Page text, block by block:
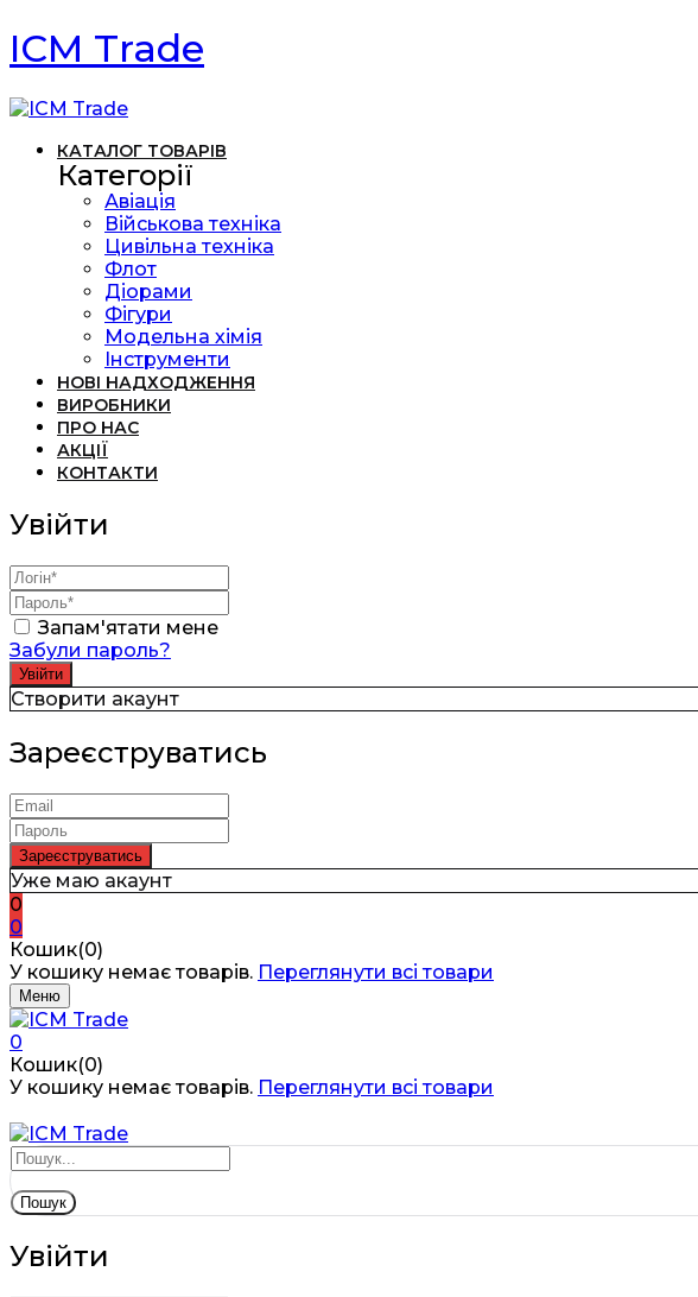
ICM Trade
КАТАЛОГ ТОВАРІВ
Категорії
Авіація
Військова техніка
Цивільна техніка
Флот
Діорами
Фігури
Модельна хімія
Інструменти
НОВІ НАДХОДЖЕННЯ
ВИРОБНИКИ
ПРО НАС
АКЦІЇ
КОНТАКТИ
Увійти
Запам'ятати мене
Забули пароль?
Створити акаунт
Зареєструватись
Уже маю акаунт
0
0
Кошик(0)
У кошику немає товарів. Переглянути всі товари
Меню
0
Кошик(0)
У кошику немає товарів. Переглянути всі товари
Пошук
Увійти